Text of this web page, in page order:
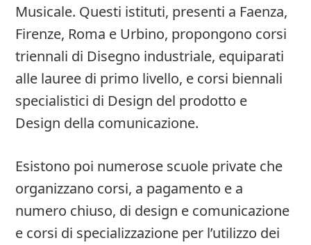
Musicale. Questi istituti, presenti a Faenza,
Firenze, Roma e Urbino, propongono corsi
triennali di Disegno industriale, equiparati
alle lauree di primo livello, e corsi biennali
specialistici di Design del prodotto e
Design della comunicazione.
Esistono poi numerose scuole private che
organizzano corsi, a pagamento e a
numero chiuso, di design e comunicazione
e corsi di specializzazione per l’utilizzo dei